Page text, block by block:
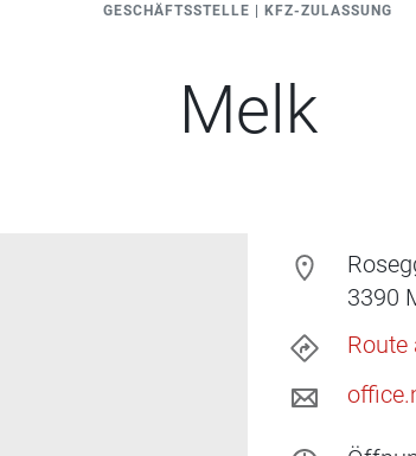
GESCHÄFTSSTELLE KFZ-ZULASSUNG
Melk
3390
Route